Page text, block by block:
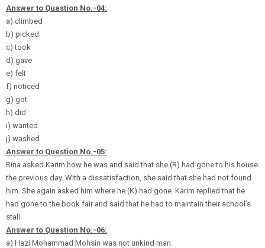
Answer to Question No.-04:
a) climbed
b) picked
c) took
d) gave
e) felt
f) noticed
g) got
h) did
i) wanted
j) washed
Answer to Question No.-05:
Rina asked Karim how he was and said that she (R) had gone to his house
the previous day. With a dissatisfaction, she said that she had not found
him. She again asked him where he (K) had gone. Karim replied that he
had gone to the book fair and said that he had to maintain their school’s
stall.
Answer to Question No.-06:
a) Hazi Mohammad Mohsin was not unkind man.